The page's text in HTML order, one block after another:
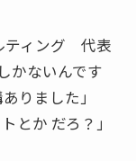
ィング 代表
かないんです
ありました」
とか だろ？」